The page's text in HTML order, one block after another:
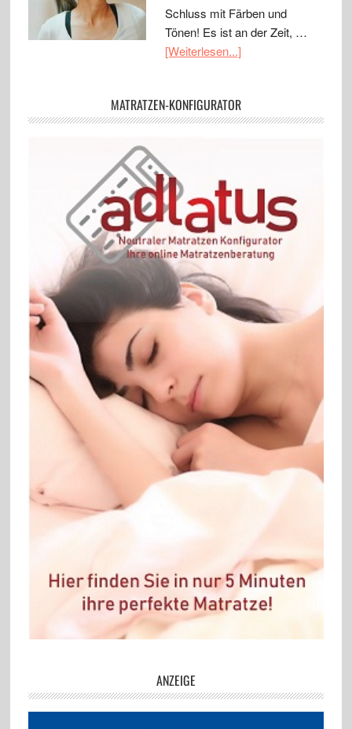
Schluss mit Färben und
Tönen! Es ist an der Zeit, …
[Weiterlesen...]
MATRATZEN-KONFIGURATOR
ANZEIGE